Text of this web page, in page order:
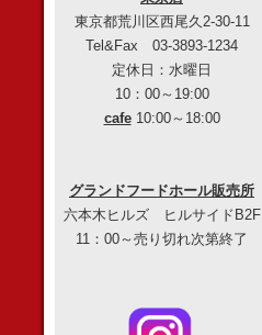
東京都荒川区西尾久2-30-11
Tel&Fax 03-3893-1234
定休日：水曜日
10：00～19:00
cafe10:00～18:00
グランドフードホール販売所
六本木ヒルズ ヒルサイドB2F
11：00～売り切れ次第終了